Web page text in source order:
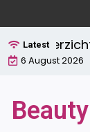
naar
de
inhoud
Latest
overzicht |
6 August 2026